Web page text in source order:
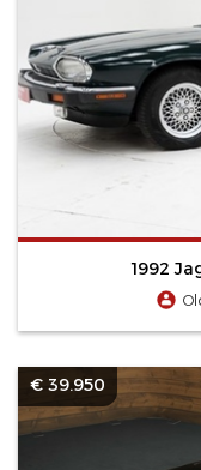
1992
€ 39.950